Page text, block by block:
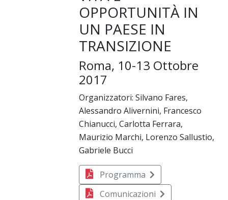
OPPORTUNITÀ IN
UN PAESE IN
TRANSIZIONE
Roma, 10-13 Ottobre
2017
Organizzatori: Silvano Fares,
Alessandro Alivernini, Francesco
Chianucci, Carlotta Ferrara,
Maurizio Marchi, Lorenzo Sallustio,
Gabriele Bucci
Programma
Comunicazioni